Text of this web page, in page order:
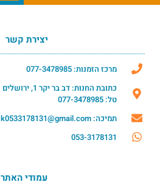
יצירת קשר
מרכז הזמנות: 077-3478985
כתובת החנות: דב בר יקר 1, ירושלים
טל: 077-3478985
תמיכה: k0533178131@gmail.com
053-3178131
עמודי האתר